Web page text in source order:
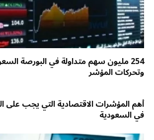
254 مليون سهم متداولة في البورصة
وتحركات المؤشر
أهم المؤشرات الاقتصادية التي يجب على
في السعودية